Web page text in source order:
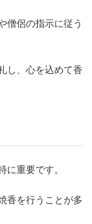
僧侶の指示に従う
し、心を込めて香
に重要です。
香を行うことが多